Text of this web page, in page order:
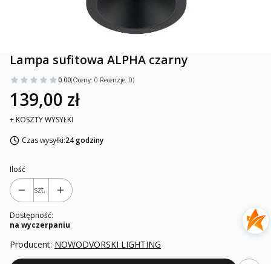
Lampa sufitowa ALPHA czarny
0.00(Oceny: 0 Recenzje: 0)
139,00 zł
+ KOSZTY WYSYŁKI
Czas wysyłki:24 godziny
Ilość
szt.
Dostępność:
na wyczerpaniu
Producent: NOWODVORSKI LIGHTING